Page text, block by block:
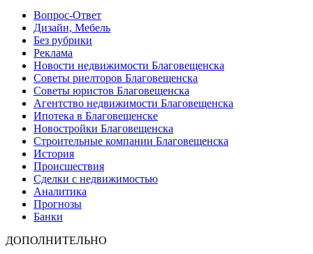
Вопрос-Ответ
Дизайн, Мебель
Без рубрики
Реклама
Новости недвижимости Благовещенска
Советы риелторов Благовещенска
Советы юристов Благовещенска
Агентство недвижимости Благовещенска
Ипотека в Благовещенске
Новостройки Благовещенска
Строительные компании Благовещенска
История
Происшествия
Сделки с недвижимостью
Аналитика
Прогнозы
Банки
ДОПОЛНИТЕЛЬНО